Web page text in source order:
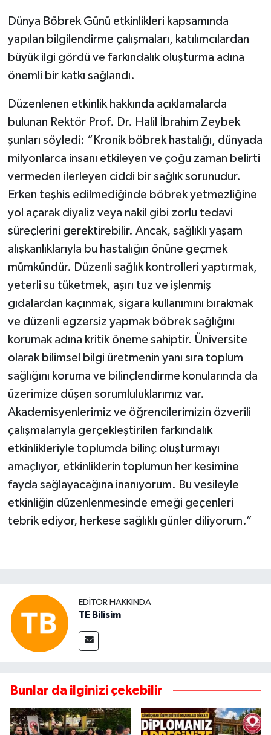
Dünya Böbrek Günü etkinlikleri kapsamında
yapılan bilgilendirme çalışmaları, katılımcılardan
büyük ilgi gördü ve farkındalık oluşturma adına
önemli bir katkı sağlandı.
Düzenlenen etkinlik hakkında açıklamalarda
bulunan Rektör Prof. Dr. Halil İbrahim Zeybek
şunları söyledi: “Kronik böbrek hastalığı, dünyada
milyonlarca insanı etkileyen ve çoğu zaman belirti
vermeden ilerleyen ciddi bir sağlık sorunudur.
Erken teşhis edilmediğinde böbrek yetmezliğine
yol açarak diyaliz veya nakil gibi zorlu tedavi
süreçlerini gerektirebilir. Ancak, sağlıklı yaşam
alışkanlıklarıyla bu hastalığın önüne geçmek
mümkündür. Düzenli sağlık kontrolleri yaptırmak,
yeterli su tüketmek, aşırı tuz ve işlenmiş
gıdalardan kaçınmak, sigara kullanımını bırakmak
ve düzenli egzersiz yapmak böbrek sağlığını
korumak adına kritik öneme sahiptir. Üniversite
olarak bilimsel bilgi üretmenin yanı sıra toplum
sağlığını koruma ve bilinçlendirme konularında da
üzerimize düşen sorumluluklarımız var.
Akademisyenlerimiz ve öğrencilerimizin özverili
çalışmalarıyla gerçekleştirilen farkındalık
etkinlikleriyle toplumda bilinç oluşturmayı
amaçlıyor, etkinliklerin toplumun her kesimine
fayda sağlayacağına inanıyorum. Bu vesileyle
etkinliğin düzenlenmesinde emeği geçenleri
tebrik ediyor, herkese sağlıklı günler diliyorum.”
EDITÖR HAKKINDA
TE Bilisim
Bunlar da ilginizi çekebilir